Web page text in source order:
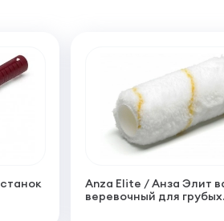
Anza Elite / Анза Элит
веревочный для грубых